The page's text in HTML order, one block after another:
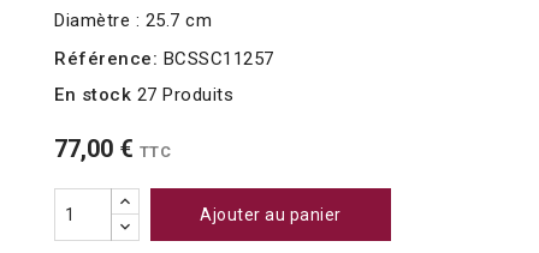
Diamètre : 25.7 cm
Référence: BCSSC11257
En stock 27 Produits
77,00 € TTC
Ajouter au panier